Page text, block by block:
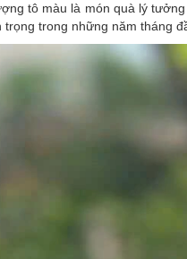
tô màu là món quà lý
trọng trong những năm tháng